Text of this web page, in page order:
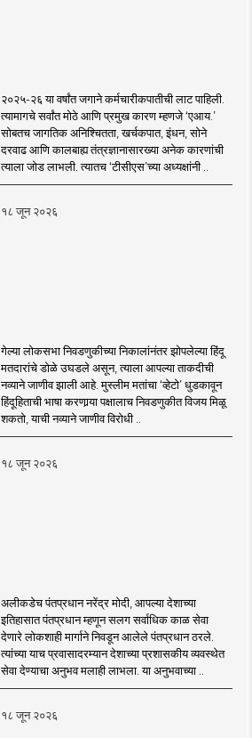
२०२५-२६ या वर्षांत जगाने कर्मचारीकपातीची लाट पाहिली.
त्यामागचे सर्वांत मोठे आणि प्रमुख कारण म्हणजे ‘एआय.’
सोबतच जागतिक अनिश्चितता, खर्चकपात, इंधन, सोने
दरवाढ आणि कालबाह्य तंत्रज्ञानासारख्या अनेक कारणांची
त्याला जोड लाभली. त्यातच ‘टीसीएस’च्या अध्यक्षांनी ..
१८ जून २०२६
गेल्या लोकसभा निवडणुकीच्या निकालांनंतर झोपलेल्या हिंदू
मतदारांचे डोळे उघडले असून, त्याला आपल्या ताकदीची
नव्याने जाणीव झाली आहे. मुस्लीम मतांचा ‘व्हेटो’ धुडकावून
हिंदूहिताची भाषा करणार्‍या पक्षालाच निवडणुकीत विजय मिळू
शकतो, याची नव्याने जाणीव विरोधी ..
१८ जून २०२६
अलीकडेच पंतप्रधान नरेंद्र मोदी, आपल्या देशाच्या
इतिहासात पंतप्रधान म्हणून सलग सर्वाधिक काळ सेवा
देणारे लोकशाही मार्गाने निवडून आलेले पंतप्रधान ठरले.
त्यांच्या याच प्रवासादरम्यान देशाच्या प्रशासकीय व्यवस्थेत
सेवा देण्याचा अनुभव मलाही लाभला. या अनुभवाच्या ..
१८ जून २०२६